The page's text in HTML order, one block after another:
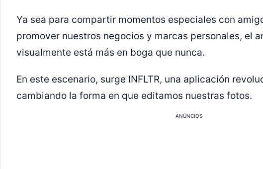
Ya sea para compartir momentos especiales con
promover nuestros negocios y marcas personales, el
visualmente está más en boga que nunca.
En este escenario, surge INFLTR, una aplicación
cambiando la forma en que editamos nuestras fotos.
ANÚNCIOS